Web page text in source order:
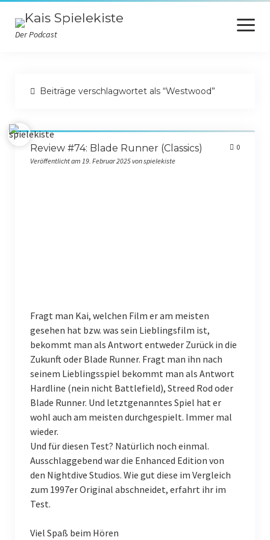
Der Podcast
Menü
öffnen
Spiele des Jahres
Durchgewalkt
Beiträge verschlagwortet als “Westwood”
Review #74: Blade Runner (Classics)
Veröffentlicht am 19. Februar 2025 von spielekiste
0
Fragt man Kai, welchen Film er am meisten
gesehen hat bzw. was sein Lieblingsfilm ist,
bekommt man als Antwort entweder Zurück in die
Zukunft oder Blade Runner. Fragt man ihn nach
seinem Lieblingsspiel bekommt man als Antwort
Hardline (nein nicht Battlefield), Streed Rod oder
Blade Runner. Und letztgenanntes Spiel hat er
wohl auch am meisten durchgespielt. Immer mal
wieder.
Und für diesen Test? Natürlich noch einmal.
Ausschlaggebend war die Enhanced Edition von
den Nightdive Studios. Wie gut diese im Vergleich
zum 1997er Original abschneidet, erfahrt ihr im
Test.
Viel Spaß beim Hören